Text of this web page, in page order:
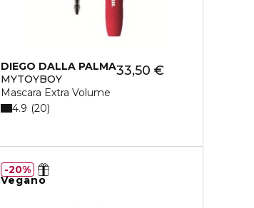
DIEGO DALLA PALMA
MYTOYBOY
Mascara Extra Volume
33,50 €
4.9 20
Vegano
20%